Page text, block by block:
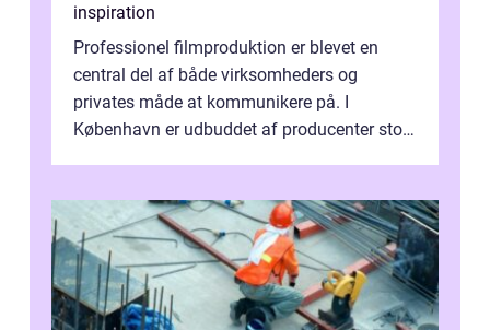
inspiration
Professionel filmproduktion er blevet en
central del af både virksomheders og
privates måde at kommunikere på. I
København er udbuddet af producenter stort,